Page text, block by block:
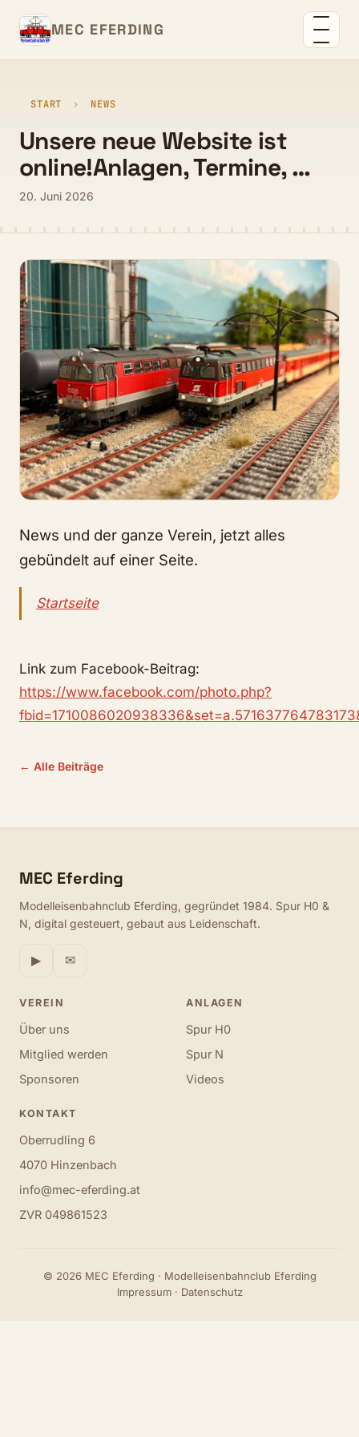
MEC EFERDING
START › NEWS
Unsere neue Website ist
online!Anlagen, Termine, …
20. Juni 2026
News und der ganze Verein, jetzt alles
gebündelt auf einer Seite.
Startseite
Link zum Facebook-Beitrag:
https://www.facebook.com/photo.php?
← Alle Beiträge
MEC Eferding
Modelleisenbahnclub Eferding, gegründet 1984. Spur H0 &
N, digital gesteuert, gebaut aus Leidenschaft.
▶ ✉
VEREIN
Über uns
Mitglied werden
Sponsoren
ANLAGEN
Spur H0
Spur N
Videos
KONTAKT
Oberrudling 6
4070 Hinzenbach
info@mec-eferding.at
ZVR 049861523
© 2026 MEC Eferding · Modelleisenbahnclub Eferding
Impressum· Datenschutz